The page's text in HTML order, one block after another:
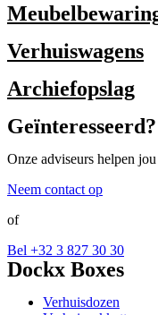
Verhuiswagens
Archiefopslag
Geïnteresseerd?
Onze adviseurs helpen
Neem contact op
of
Bel +32 3 827 30 30
Dockx Boxes
Verhuisdozen